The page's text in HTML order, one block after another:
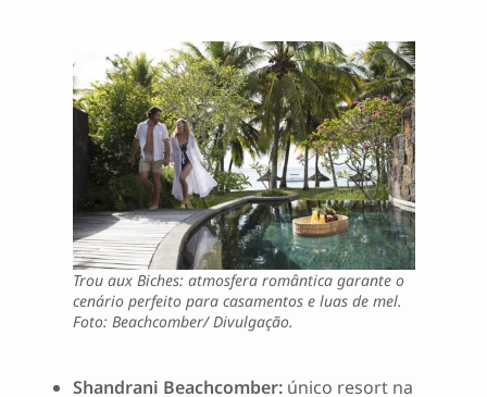
Trou aux Biches: atmosfera romântica garante o
cenário perfeito para casamentos e luas de mel.
Foto: Beachcomber/ Divulgação.
Shandrani Beachcomber:único resort na